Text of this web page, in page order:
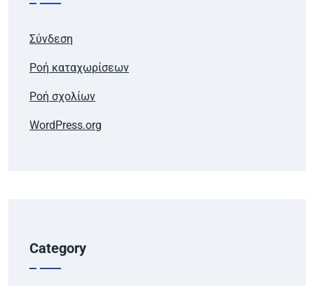
Σύνδεση
Ροή καταχωρίσεων
Ροή σχολίων
WordPress.org
Category